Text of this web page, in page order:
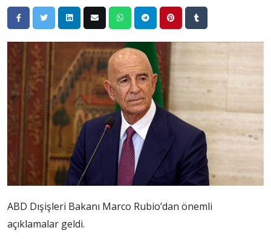
ABD Dışişleri Bakanı Marco Rubio’dan önemli
açıklamalar geldi.